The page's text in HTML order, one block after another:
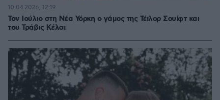
Τον Ιούλιο στη Νέα Υόρκη ο γάμος της Τέιλορ Σουίφτ και
του Τράβις Κέλσι
10.04.2026, 12:19